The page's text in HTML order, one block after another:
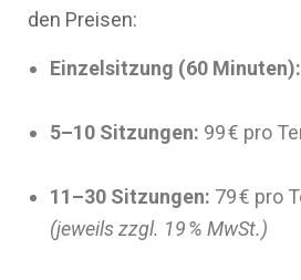
den Preisen:
Einzelsitzung (60 Minuten):
5–10 Sitzungen: 99 € pro
11–30 Sitzungen: 79 € pro
(jeweils zzgl. 19 % MwSt.)